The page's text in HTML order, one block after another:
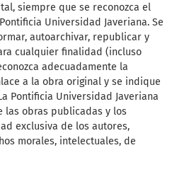
siempre que se reconozca el
Universidad Javeriana. Se
autoarchivar, republicar y
cualquier finalidad (incluso
adecuadamente la
a la obra original y se indique
Pontificia Universidad Javeriana
las obras publicadas y los
exclusiva de los autores,
morales, intelectuales, de